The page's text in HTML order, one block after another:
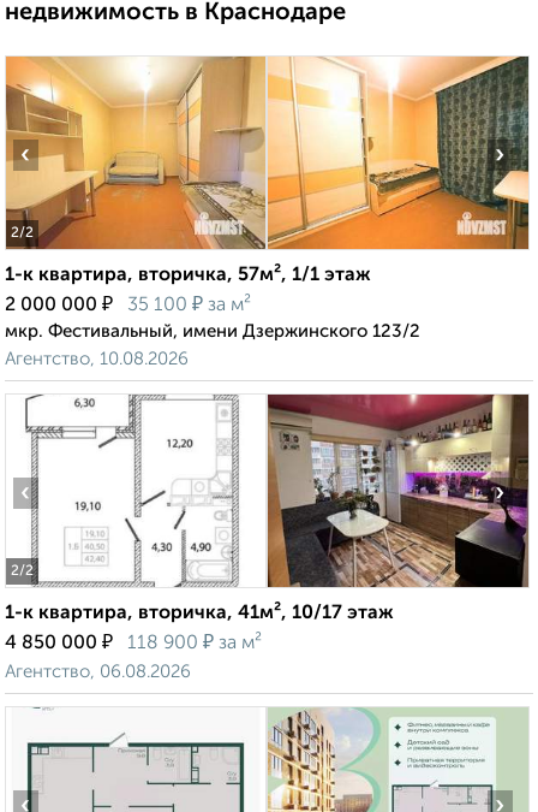
недвижимость в Краснодаре
2/2
‹ ›
1-к квартира, вторичка, 57м², 1/1 этаж
2 000 000 ₽ 35 100 ₽ за м²
мкр. Фестивальный, имени Дзержинского 123/2
Агентство, 10.08.2026
2/2
‹ ›
1-к квартира, вторичка, 41м², 10/17 этаж
4 850 000 ₽ 118 900 ₽ за м²
Агентство, 06.08.2026
‹ ›